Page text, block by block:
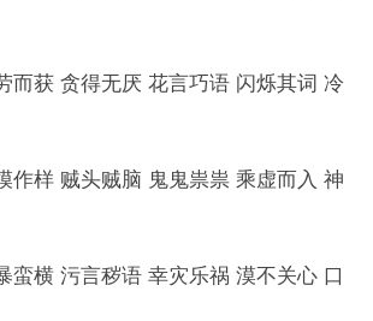
而获 贪得无厌 花言巧语 闪烁其词 冷
作样 贼头贼脑 鬼鬼祟祟 乘虚而入 神
蛮横 污言秽语 幸灾乐祸 漠不关心 口